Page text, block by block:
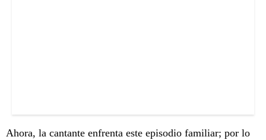
Ahora, la cantante enfrenta este episodio familiar; por lo